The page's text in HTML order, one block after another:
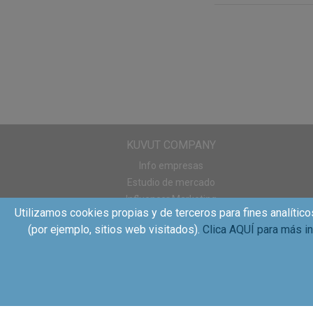
KUVUT COMPANY
Info empresas
Estudio de mercado
Influencer Marketing
Sampling
WOM
Utilizamos cookies propias y de terceros para fines
(por ejemplo, sitios web visitados). Clica AQUÍ para más